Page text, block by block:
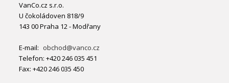
VanCo.cz s.r.o.
U čokoládoven 818/9
143 00 Praha 12 - Modřany
E-mail: obchod@vanco.cz
Telefon: +420 246 035 451
Fax: +420 246 035 450